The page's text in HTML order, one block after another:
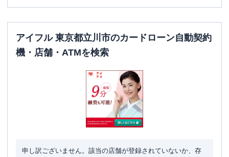
アイフル 東京都立川市のカードローン自動契約
機・店舗・ATMを検索
申し訳ございません。該当の店舗が登録されていないか、存